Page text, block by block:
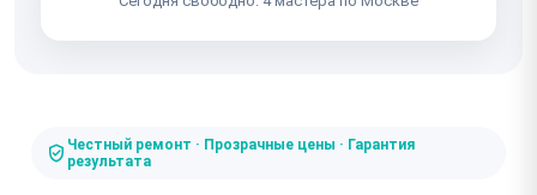
Честный ремонт · Прозрачные цены · Гарантия
результата